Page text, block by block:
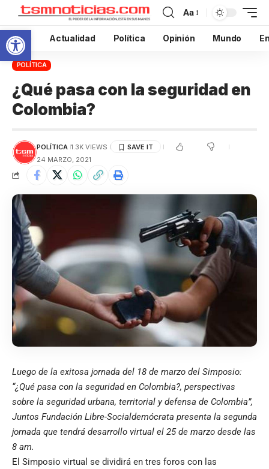
Abrir barra de herramientas
Aa
Inicio Actualidad Política Opinión Mundo
POLÍTICA
¿Qué pasa con la seguridad en
Colombia?
POLÍTICA 1.3K VIEWS
24 MARZO, 2021
Luego de la exitosa jornada del 18 de marzo del Simposio:
“¿Qué pasa con la seguridad en Colombia?, perspectivas
sobre la seguridad urbana, territorial y defensa de Colombia”,
Juntos Fundación Libre-Socialdemócrata presenta la segunda
jornada que tendrá desarrollo virtual el 25 de marzo desde las
8 am.
El Simposio virtual se dividirá en tres foros con las